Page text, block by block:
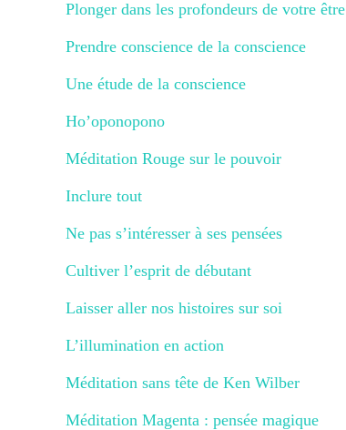
Plonger dans les profondeurs de votre être
Prendre conscience de la conscience
Une étude de la conscience
Ho’oponopono
Méditation Rouge sur le pouvoir
Inclure tout
Ne pas s’intéresser à ses pensées
Cultiver l’esprit de débutant
Laisser aller nos histoires sur soi
L’illumination en action
Méditation sans tête de Ken Wilber
Méditation Magenta : pensée magique